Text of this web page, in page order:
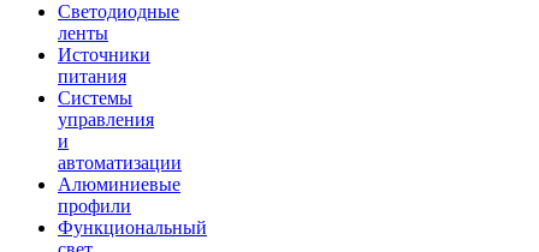
Светодиодные
ленты
Источники
питания
Системы
управления
и
автоматизации
Алюминиевые
профили
Функциональный